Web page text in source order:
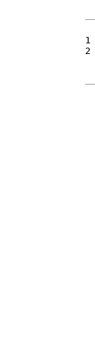
1
2